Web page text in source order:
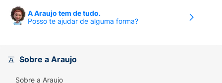
A Araujo tem de tudo.
Posso te ajudar de alguma forma?
Sobre a Araujo
Sobre a Araujo